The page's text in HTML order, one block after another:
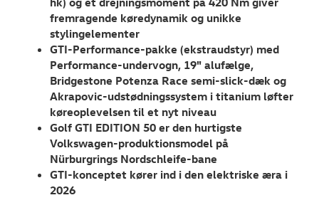
OM OS
JOB OG
fremragende køredynamik og unikke
stylingelementer
GTI-Performance-pakke (ekstraudstyr) med
Performance-undervogn, 19" alufælge,
Bridgestone Potenza Race semi-slick-dæk og
Akrapovic-udstødningssystem i titanium løfter
køreoplevelsen til et nyt niveau
Golf GTI EDITION 50 er den hurtigste
Volkswagen-produktionsmodel på
Nürburgrings Nordschleife-bane
GTI-konceptet kører ind i den elektriske æra i
2026